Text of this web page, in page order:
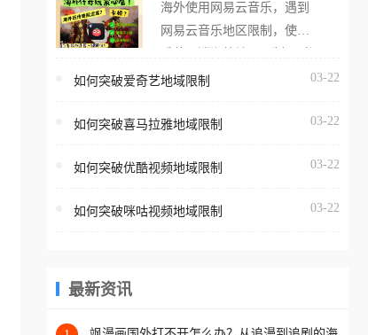
地区无法播放”的提示语。
海外用户如香港、澳门、台
亚、欧洲等国家和地区时，
台一样，出现地区及版权限
地区播放。 遇到这个问题的
海外使用网易云音乐，遇到
网易云音乐地区限制，使用
在海外打开网易云音乐，却
所在的地区无法播放”的提示
门、台湾、美国、加拿大、
区时，网易云音乐也会像其
回国加速器，即可解决「海
如何突破爱奇艺地域限制 03-22
如何突破喜马拉雅地域限制 03-22
如何突破优酷视频地域限制 03-22
如何突破咪咕视频地域限制 03-22
最新资讯